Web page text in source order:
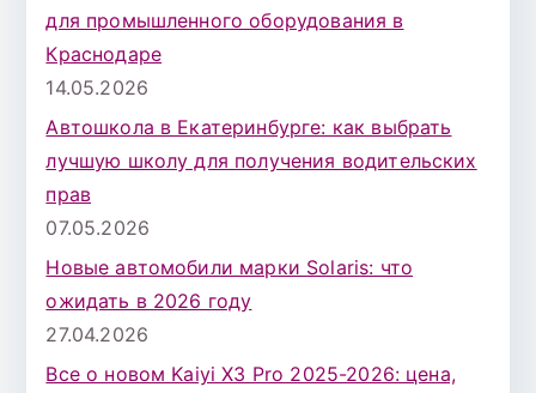
для промышленного оборудования в
Краснодаре
14.05.2026
Автошкола в Екатеринбурге: как выбрать
лучшую школу для получения водительских
прав
07.05.2026
Новые автомобили марки Solaris: что
ожидать в 2026 году
27.04.2026
Все о новом Kaiyi X3 Pro 2025-2026: цена,